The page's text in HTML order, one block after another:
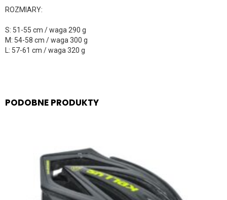
ROZMIARY:
S: 51-55 cm / waga 290 g
M: 54-58 cm / waga 300 g
L: 57-61 cm / waga 320 g
PODOBNE PRODUKTY